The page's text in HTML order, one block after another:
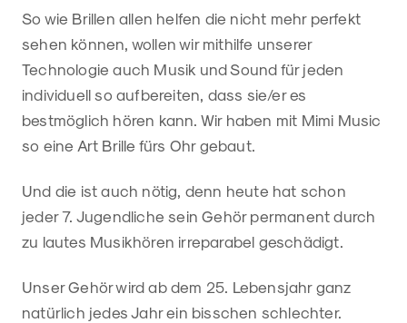
So wie Brillen allen helfen die nicht mehr perfekt
sehen können, wollen wir mithilfe unserer
Technologie auch Musik und Sound für jeden
individuell so aufbereiten, dass sie/er es
bestmöglich hören kann. Wir haben mit Mimi Music
so eine Art Brille fürs Ohr gebaut.
Und die ist auch nötig, denn heute hat schon
jeder 7. Jugendliche sein Gehör permanent durch
zu lautes Musikhören irreparabel geschädigt.
Unser Gehör wird ab dem 25. Lebensjahr ganz
natürlich jedes Jahr ein bisschen schlechter.